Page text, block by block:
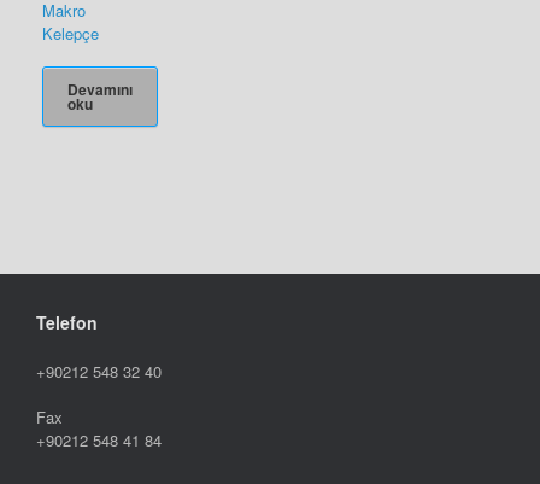
Makro
Kelepçe
Devamını
oku
Telefon
+90212 548 32 40
Fax
+90212 548 41 84